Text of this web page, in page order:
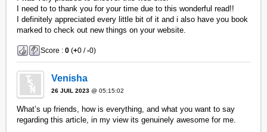
I need to to thank you for your time due to this wonderful read!!
I definitely appreciated every little bit of it and i also have you book
marked to check out new things on your website.
Score :0 (+0 /-0)
Venisha
26 JUIL 2023 @ 05:15:02
What’s up friends, how is everything, and what you want to say
regarding this article, in my view its genuinely awesome for me.